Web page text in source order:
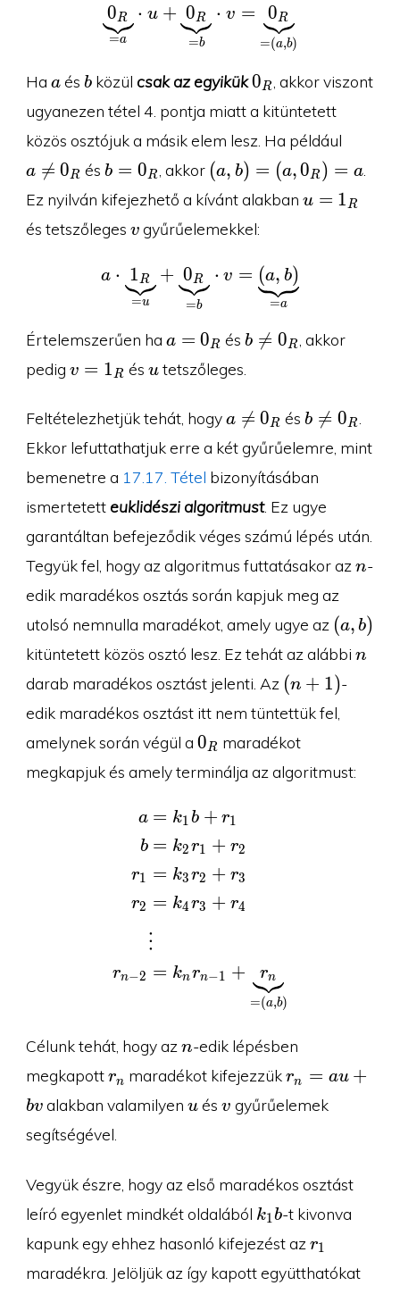
=a
0R ⋅ u +
=b
0R ⋅ v =
=(a,b)
0R
Ha a
aés b
bközül csak az egyikük0_R
0 R
, akkor viszont
ugyanezen tétel 4. pontja miatt a kitüntetett
közös osztójuk a másik elem lesz. Ha például
a 
= 0 R ésb=0_R
b = 0 R , akkor (a,b)=
(a,0_R)=a
(a, b) = (a,0 R) = a
Ez nyilván kifejezhető a kívánt alakban u=1_R
u = 1 R
és tetszőleges v
v gyűrűelemekkel:
a\cdot
a ⋅
=u
1R +
=b
0R ⋅ v =
=a
(a, b)
Értelemszerűen ha a=0_R
a = 0 R ésb\neq
b 
= 0 R
, akkor
pedig v=1_R
v = 1 R ésu
u tetszőleges.
Feltételezhetjük tehát, hogya\neq
0_R
a 
= 0R ésb\neq
b 
= 0R
Ekkor lefuttathatjuk erre a két gyűrűelemre, mint
bemenetre a 17.17. Tétel bizonyításában
ismertetett euklidészi algoritmust. Ez ugye
garantáltan befejeződik véges számú lépés után.
Tegyük fel, hogy az algoritmus futtatásakor az n
n-
edik maradékos osztás során kapjuk meg az
utolsó nemnulla maradékot, amely ugye az (a,b)
(a, b)
kitüntetett közös osztó lesz. Ez tehát az alábbi n
n
darab maradékos osztást jelenti. Az (n+1)
(n + 1)-
edik maradékos osztást itt nem tüntettük fel,
amelynek során végül a 0_R
0R maradékot
megkapjuk és amely terminálja az algoritmust:
a
b
r1
r2
rn−2
= k1b + r1
= k2r1 + r2
= k3r2 + r3
= k4r3 + r4
⋮
= knrn−1 +
=(a,b)
rn
Célunk tehát, hogy az n
n-edik lépésben
megkapottr_n
rn maradékot kifejezzükr_n=au+bv
rn = au +
bv alakban valamilyenu
u ésv
v gyűrűelemek
segítségével.
Vegyük észre, hogy az első maradékos osztást
leíró egyenlet mindkét oldalából k_1b
k1b-t kivonva
kapunk egy ehhez hasonló kifejezést az r_1
r1
maradékra. Jelöljük az így kapott együtthatókatu_1